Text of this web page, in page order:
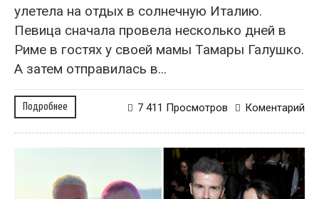
улетела на отдых в солнечную Италию.
Певица сначала провела несколько дней в
Риме в гостях у своей мамы Тамары Галушко.
А затем отправилась в...
Подробнее Коментарий
7 411 Просмотров